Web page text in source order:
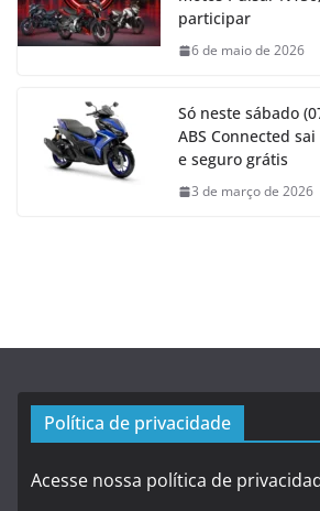
participar
6 de maio de 2026
Só neste sábado
ABS Connected
e seguro grátis
3 de março de 2026
Política de privacidade
Acesse nossa política de